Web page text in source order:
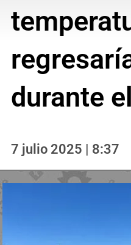
durante
7 julio 2025 | 8:37